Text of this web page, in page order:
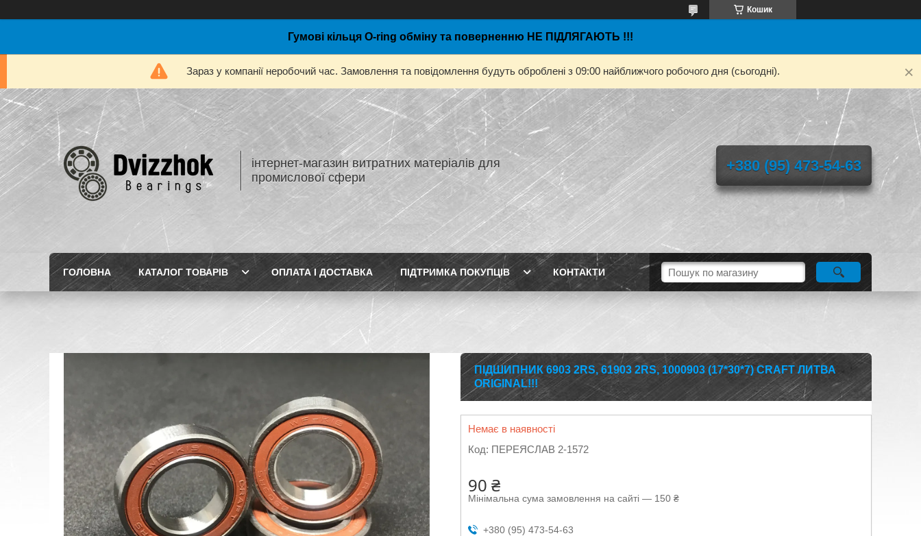
Кошик
Гумові кільця O-ring обміну та поверненню НЕ ПІДЛЯГАЮТЬ !!!
Зараз у компанії неробочий час. Замовлення та повідомлення будуть оброблені з 09:00 найближчого робочого дня (сьогодні).
інтернет-магазин витратних матеріалів для
промислової сфери
+380 (95) 473-54-63
ГОЛОВНА КАТАЛОГ ТОВАРІВ ОПЛАТА І ДОСТАВКА ПІДТРИМКА ПОКУПЦІВ КОНТАКТИ
ПІДШИПНИК 6903 2RS, 61903 2RS, 1000903 (17*30*7) CRAFT ЛИТВА
ORIGINAL!!!
Немає в наявності
Код: ПЕРЕЯСЛАВ 2-1572
90 ₴
Мінімальна сума замовлення на сайті — 150 ₴
+380 (95) 473-54-63